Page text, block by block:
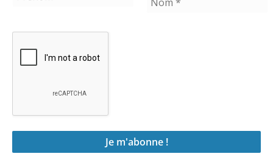
La prise d’alpha-lactalbumine qui est de
la protéine de petit lait riche en
Du L-tryptophane 400 mg 1 à 2 gélules
lactalbumine)
Du safran, 20 mg d’extrait titré